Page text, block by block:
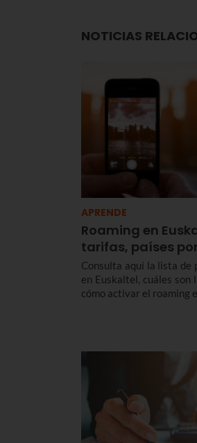
NOTICIAS
APRENDE
Roaming en
tarifas, países
Consulta aquí la lista de
en Euskaltel, cuáles
cómo activar el roaming